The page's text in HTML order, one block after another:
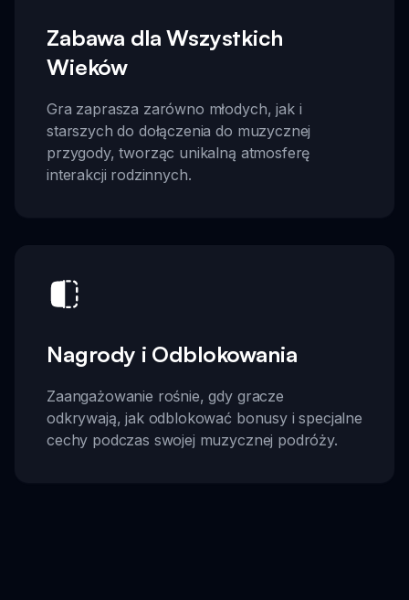
Zabawa dla Wszystkich
Wieków
Gra zaprasza zarówno młodych, jak i
starszych do dołączenia do muzycznej
przygody, tworząc unikalną atmosferę
interakcji rodzinnych.
Nagrody i Odblokowania
Zaangażowanie rośnie, gdy gracze
odkrywają, jak odblokować bonusy i specjalne
cechy podczas swojej muzycznej podróży.